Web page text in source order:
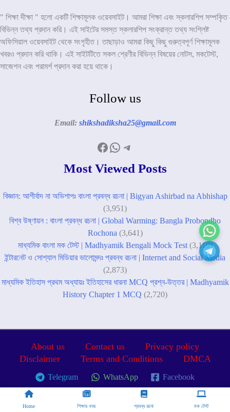
" শিক্ষা দীক্ষা " হলো একটি শিক্ষামূলক ওয়েবসাইট। আমরা শিক্ষা এবং স্কলারশিপ সম্পকৃিত
বিভিন্ন তথ্য প্রদান করি। এই সাইটের সমস্ত স্কলারশিপ সংক্রান্ত তথ্য সংশ্লিষ্ট
অফিসিয়াল ওয়েবসাইট থেকে সংগৃহীত। তাছাড়াও আমরা কিছু কিছু গুরুত্বপূর্ণ শিক্ষামূলক
খবরও প্রদান করি থাকি। এই সাইটটিতে সকল শ্রেণীর বিভিন্ন বিষয়ের নোটস, মকটেস্ট,
সাজেশন এবং পরামর্শ প্রদান করা হয়ে থাকে।
Follow us
Email: shikshadiksha25@gmail.com
Facebook
WhatsApp
Telegram
Most Viewed Posts
বিজ্ঞান: আশীর্বাদ না অভিশাপঃ বাংলা প্রবন্ধ রচনা | Bigyan Ashirbad na Abhishap
(3,951)
বিশ্ব উষ্ণায়ন : বাংলা প্রবন্ধ রচনা | Global Warming: Bangla Probondho
Rochona (3,641)
মাধ্যমিক বাংলা মক টেস্ট | Madhyamik Bengali Mock Test (3,110)
ইন্টারনেট ও সোশ্যাল মিডিয়ার ভালোমন্দঃ প্রবন্ধ রচনা | Internet and Social Media
(2,873)
মাধ্যমিক ইতিহাস প্রথম অধ্যায়ঃ ইতিহাসের ধারনা MCQ প্রশ্ন-উত্তর | Madhyamik
History Chapter 1 MCQ (2,720)
About us Contact us
Privacy policy
Disclaimer
Terms and Conditions DMCA
Telegram WhatsApp
Facebook
Copyright © 2026 Shiksha Diksha
Home শিক্ষার খবর প্রবন্ধ রচনা মক টেস্ট